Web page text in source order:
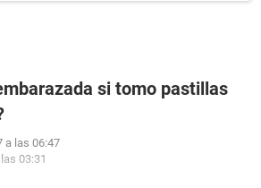
si tomo pastillas
a las 06:47
03:31